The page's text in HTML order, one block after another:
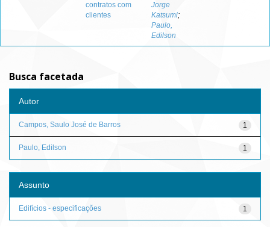
contratos com
clientes
Jorge
Katsumi;
Paulo,
Edilson
Busca facetada
Autor
1
Campos, Saulo José de Barros
1
Paulo, Edilson
Assunto
1
Edifícios - especificações